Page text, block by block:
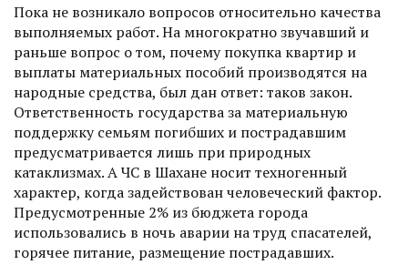
Пока не возникало воп­росов относительно качества
выполняемых работ. На многократно звучавший и
раньше вопрос о том, почему покупка квартир и
выплаты материальных пособий производятся на
народные средства, был дан ответ: таков закон.
Ответственность государства за материальную
поддержку семьям погибших и пострадавшим
преду­сматривается лишь при природных
катаклизмах. А ЧС в Шахане носит техногенный
характер, когда задействован человеческий фактор.
Предусмотренные 2% из бюджета города
использовались в ночь аварии на труд спасателей,
горячее питание, размещение пострадавших.